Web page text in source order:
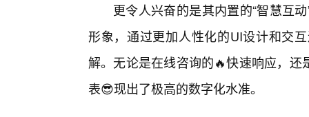
更令人兴奋的是其内置的“智慧互
形象，通过更加人性化的UI设计和交
解。无论是在线咨询的🔥快速响应，
表😎现出了极高的数字化水准。